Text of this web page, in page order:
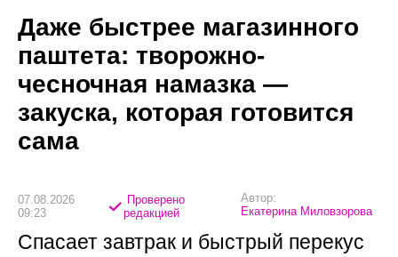
Даже быстрее магазинного
паштета: творожно-
чесночная намазка —
закуска, которая готовится
сама
07.08.2026
09:23
Проверено
редакцией
Автор:
Екатерина Миловзорова
Спасает завтрак и быстрый перекус